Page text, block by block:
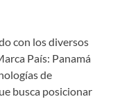
con los diversos
País: Panamá
de
busca posicionar